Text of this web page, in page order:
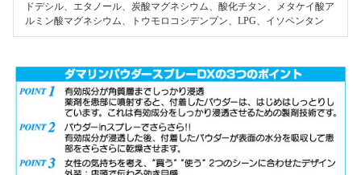
ドデシル、エタノール、炭酸マグネシウム、酸化チタン、メタケイ酸ア
ルミン酸マグネシウム、トウモロコシデンプン、LPG、イソペンタン